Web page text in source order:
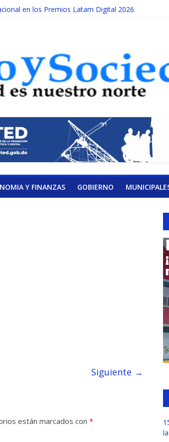
en los Premios Latam Digital 2026
por la Educación
Y FINANZAS GOBIERNO
Siguiente →
están marcados con *